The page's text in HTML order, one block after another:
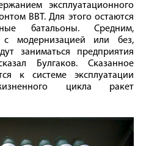
эксплуатационного
ВВТ. Для этого остаются
батальоны. Средним,
с модернизацией или без,
заниматься предприятия
Булгаков. Сказанное
к системе эксплуатации
цикла ракет